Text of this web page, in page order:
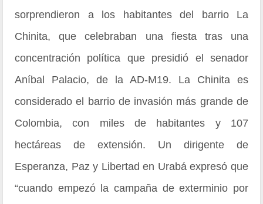
sorprendieron a los habitantes del barrio La
Chinita, que celebraban una fiesta tras una
concentración política que presidió el senador
Aníbal Palacio, de la AD-M19. La Chinita es
considerado el barrio de invasión más grande de
Colombia, con miles de habitantes y 107
hectáreas de extensión. Un dirigente de
Esperanza, Paz y Libertad en Urabá expresó que
“cuando empezó la campaña de exterminio por